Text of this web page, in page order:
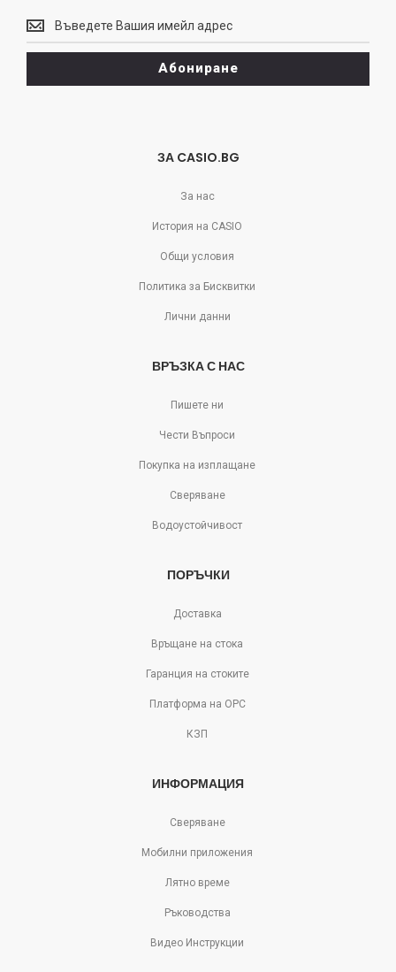
Винаги
може
да
отпишете!
Абониране
ЗА CASIO.BG
За нас
История на CASIO
Общи условия
Политика за Бисквитки
Лични данни
ВРЪЗКА С НАС
Пишете ни
Чести Въпроси
Покупка на изплащане
Сверяване
Водоустойчивост
ПОРЪЧКИ
Доставка
Връщане на стока
Гаранция на стоките
Платформа на ОРС
КЗП
ИНФОРМАЦИЯ
Сверяване
Мобилни приложения
Лятно време
Ръководства
Видео Инструкции